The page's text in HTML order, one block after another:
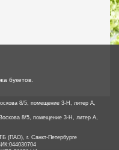
букетов.
8/5, помещение 3-Н, литер А,
8/5, помещение 3-Н, литер А,
(ПАО), г. Санкт-Петербурге
044030704